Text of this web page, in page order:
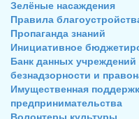
Зелёные насаждения
Правила
Пропаганда знаний
Инициативное
Банк данных
безнадзорности и
Имущественная
предпринимательства
Волонтеры культуры